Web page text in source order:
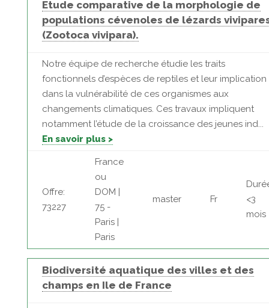
Etude comparative de la morphologie de
populations cévenoles de lézards
(Zootoca vivipara).
Notre équipe de recherche étudie les traits
fonctionnels d’espèces de reptiles et leur implication
dans la vulnérabilité de ces organismes aux
changements climatiques. Ces travaux impliquent
notamment l’étude de la croissance des jeunes ind...
En savoir plus >
Offre:
73227
France
ou
DOM |
75 -
Paris |
Paris
master Fr
<3
mois
Biodiversité aquatique des villes et des
champs en Ile de France